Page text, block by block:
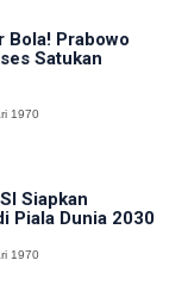
Bola! Prabowo
Satukan
1970
Siapkan
Piala Dunia 2030
1970